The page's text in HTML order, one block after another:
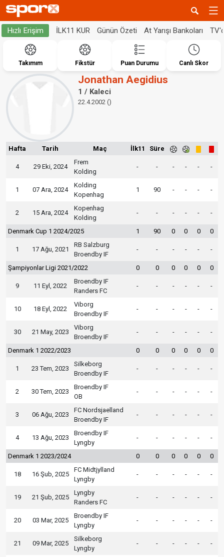
Hızlı Erişim İLK11 KUR Günün Özeti At Yarışı Bankoları
Takımım Fikstür Puan Durumu Canlı Skor
Jonathan Aegidius
1 / Kaleci
22.4.2002 ()
Hafta Tarih Maç İlk11 Süre
4 29 Eki, 2024
Frem
Kolding
- - - - - -
1 07 Ara, 2024
Kolding
Kopenhag
1 90 - - - -
2 15 Ara, 2024
Kopenhag
Kolding
- - - - - -
Denmark Cup 1 2024/2025 1 90 0 0 0 0
1 17 Ağu, 2021
RB Salzburg
Broendby IF
- - - - - -
Şampiyonlar Ligi 2021/2022 0 0 0 0 0 0
9 11 Eyl, 2022
Broendby IF
Randers FC
- - - - - -
10 18 Eyl, 2022
Viborg
Broendby IF
- - - - - -
30 21 May, 2023
Viborg
Broendby IF
- - - - - -
Denmark 1 2022/2023 0 0 0 0 0 0
1 23 Tem, 2023
Silkeborg
Broendby IF
- - - - - -
2 30 Tem, 2023
Broendby IF
OB
- - - - - -
3 06 Ağu, 2023
FC Nordsjaelland
Broendby IF
- - - - - -
4 13 Ağu, 2023
Broendby IF
Lyngby
- - - - - -
Denmark 1 2023/2024 0 0 0 0 0 0
18 16 Şub, 2025
FC Midtjylland
Lyngby
- - - - - -
19 21 Şub, 2025
Lyngby
Randers FC
- - - - - -
20 03 Mar, 2025
Broendby IF
Lyngby
- - - - - -
21 09 Mar, 2025
Silkeborg
Lyngby
- - - - - -